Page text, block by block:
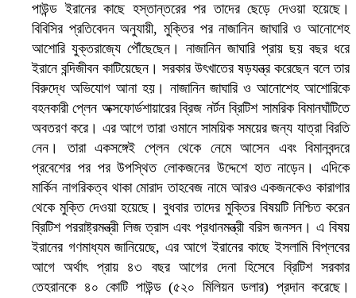
সৌদিতে ব্যাপক ধরপাকড়, এক সপ্তাহেই ২১ হাজারের বেশি গ্রেপ্তার
বৈষম্যবিরোধী ছাত্র আন্দোলনের সাধারণ সম্পাদকের পদত্যাগ
পাউন্ড ইরানের কাছে হস্তান্তরের পর তাদের ছেড়ে দেওয়া হয়েছে।
বিবিসির প্রতিবেদন অনুযায়ী, মুক্তির পর নাজানিন জাঘারি ও আনোশেহ
আশোরি যুক্তরাজ্যে পৌঁছেছেন। নাজানিন জাঘারি প্রায় ছয় বছর ধরে
ইরানে বন্দিজীবন কাটিয়েছেন। সরকার উৎখাতের ষড়যন্ত্র করেছেন বলে তার
বিরুদ্ধে অভিযোগ আনা হয়। নাজানিন জাঘারি ও আনোশেহ আশোরিকে
বহনকারী প্লেন অক্সফোর্ডশায়ারের ব্রিজ নর্টন ব্রিটিশ সামরিক বিমানঘাঁটিতে
অবতরণ করে। এর আগে তারা ওমানে সাময়িক সময়ের জন্য যাত্রা বিরতি
নেন। তারা একসঙ্গেই প্লেন থেকে নেমে আসেন এবং বিমানবন্দরে
প্রবেশের পর পর উপস্থিত লোকজনের উদ্দেশে হাত নাড়েন। এদিকে
মার্কিন নাগরিকত্ব থাকা মোরাদ তাহবেজ নামে আরও একজনকেও কারাগার
থেকে মুক্তি দেওয়া হয়েছে। বুধবার তাদের মুক্তির বিষয়টি নিশ্চিত করেন
ব্রিটিশ পররাষ্ট্রমন্ত্রী লিজ ত্রাস এবং প্রধানমন্ত্রী বরিস জনসন। এ বিষয়
ইরানের গণমাধ্যম জানিয়েছে, এর আগে ইরানের কাছে ইসলামি বিপ্লবের
আগে অর্থাৎ প্রায় ৪৩ বছর আগের দেনা হিসেবে ব্রিটিশ সরকার
তেহরানকে ৪০ কোটি পাউন্ড (৫২০ মিলিয়ন ডলার) প্রদান করেছে।